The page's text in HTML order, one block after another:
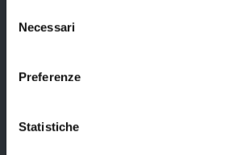
delNecessari
Preferenze
Statistiche